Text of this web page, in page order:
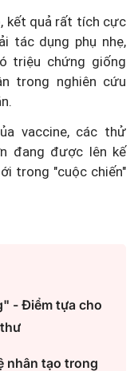
kết quả rất tích cực
tác dụng phụ nhẹ,
triệu chứng giống
trong nghiên cứu
vaccine, các thử
đang được lên kế
trong "cuộc chiến"
- Điểm tựa cho
nhân tạo trong